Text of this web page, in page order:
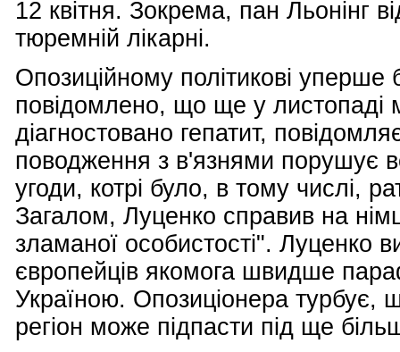
12 квітня. Зокрема, пан Льонінг
тюремній лікарні.
Опозиційному політикові
повідомлено, що ще у листопаді
діагностовано гепатит,
поводження з в'язнями порушує
угоди, котрі було, в тому числі,
Загалом, Луценко справив на
зламаної особистості". Луценко
європейців якомога швидше
Україною. Опозиціонера турбує,
регіон може підпасти під ще